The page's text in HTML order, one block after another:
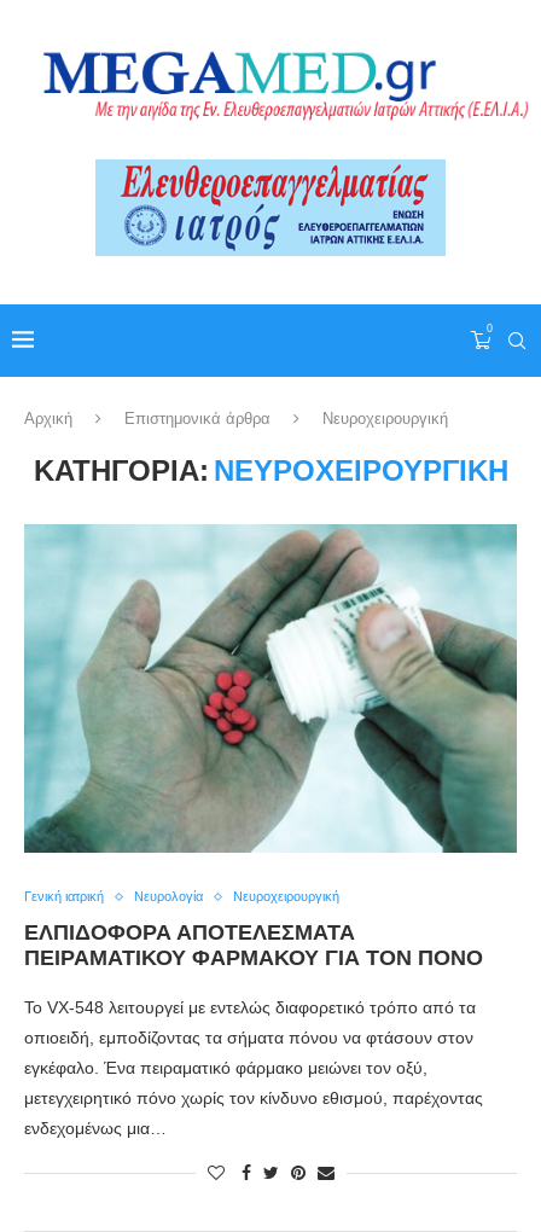
0
Αρχική Επιστημονικά άρθρα Νευροχειρουργική
ΚΑΤΗΓΟΡΊΑ: ΝΕΥΡΟΧΕΙΡΟΥΡΓΙΚΉ
Γενική ιατρική Νευρολογία Νευροχειρουργική
ΕΛΠΙΔΟΦΌΡΑ ΑΠΟΤΕΛΈΣΜΑΤΑ
ΠΕΙΡΑΜΑΤΙΚΟΎ ΦΆΡΜΑΚΟΥ ΓΙΑ ΤΟΝ ΠΌΝΟ
Το VX-548 λειτουργεί με εντελώς διαφορετικό τρόπο από τα
οπιοειδή, εμποδίζοντας τα σήματα πόνου να φτάσουν στον
εγκέφαλο. Ένα πειραματικό φάρμακο μειώνει τον οξύ,
μετεγχειρητικό πόνο χωρίς τον κίνδυνο εθισμού, παρέχοντας
ενδεχομένως μια…